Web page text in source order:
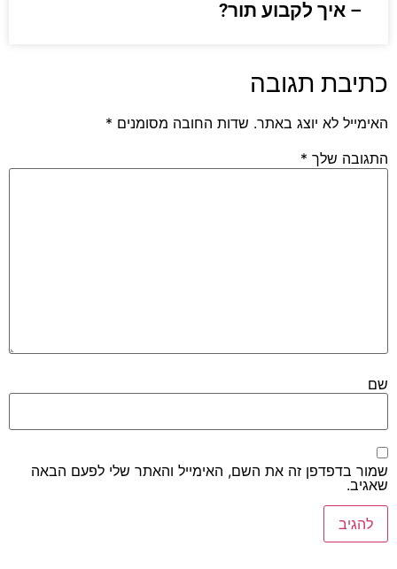
– איך לקבוע תור?
כתיבת תגובה
האימייל לא יוצג באתר. שדות החובה מסומנים *
התגובה שלך *
שם
שמור בדפדפן זה את השם, האימייל והאתר שלי לפעם הבאה
שאגיב.